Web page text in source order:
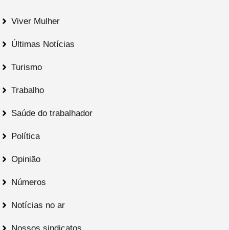
Viver Mulher
Últimas Notícias
Turismo
Trabalho
Saúde do trabalhador
Política
Opinião
Números
Notícias no ar